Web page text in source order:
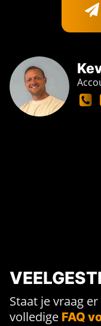
Staat je vraag
volledige FAQ